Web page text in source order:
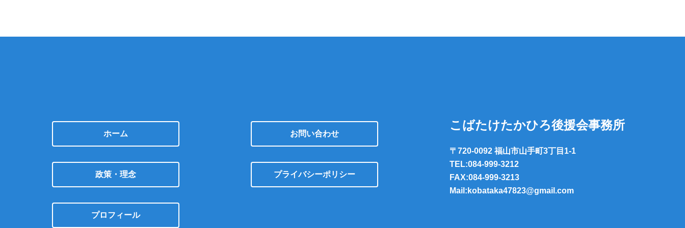
ホーム
政策・理念
プロフィール
お問い合わせ
プライバシーポリシー
こばたけたかひろ後援会事務所
〒720-0092 福山市山手町3丁目1-1
TEL:084-999-3212
FAX:084-999-3213
Mail:kobataka47823@gmail.com